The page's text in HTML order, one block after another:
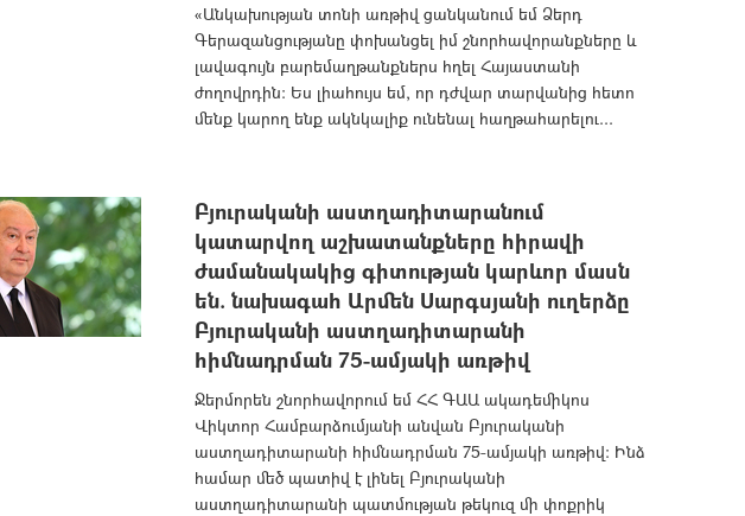
«Անկախության տոնի առթիվ ցանկանում եմ Ձերդ
Գերազանցությանը փոխանցել իմ շնորհավորանքները և
լավագույն բարեմաղթանքներս հղել Հայաստանի
ժողովրդին: Ես լիահույս եմ, որ դժվար տարվանից հետո
մենք կարող ենք ակնկալիք ունենալ հաղթահարելու...
Բյուրականի աստղադիտարանում
կատարվող աշխատանքները հիրավի
ժամանակակից գիտության կարևոր մասն
են. նախագահ Արմեն Սարգսյանի ուղերձը
Բյուրականի աստղադիտարանի
հիմնադրման 75-ամյակի առթիվ
Ջերմորեն շնորհավորում եմ ՀՀ ԳԱԱ ակադեմիկոս
Վիկտոր Համբարձումյանի անվան Բյուրականի
աստղադիտարանի հիմնադրման 75-ամյակի առթիվ: Ինձ
համար մեծ պատիվ է լինել Բյուրականի
աստղադիտարանի պատմության թեկուզ մի փոքրիկ